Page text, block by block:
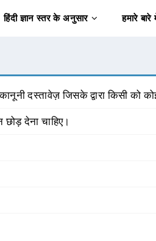
हिंदी ज्ञान स्तर के अनुसार हमारे बारे
दस्तावेज़ जिसके द्वारा किसी को
देना चाहिए।